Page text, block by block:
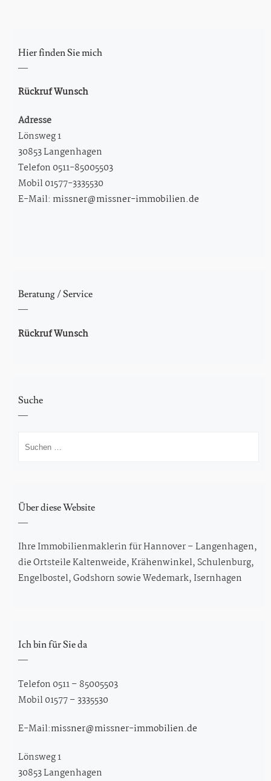
Hier finden Sie mich
Rückruf Wunsch
Adresse
Lönsweg 1
30853 Langenhagen
Telefon 0511-85005503
Mobil 01577-3335530
E-Mail: missner@missner-immobilien.de
Beratung / Service
Rückruf Wunsch
Suche
nach:
Über diese Website
Ihre Immobilienmaklerin für Hannover – Langenhagen,
die Ortsteile Kaltenweide, Krähenwinkel, Schulenburg,
Engelbostel, Godshorn sowie Wedemark, Isernhagen
Ich bin für Sie da
Telefon 0511 – 85005503
Mobil 01577 – 3335530
E-Mail:missner@missner-immobilien.de
Lönsweg 1
30853 Langenhagen